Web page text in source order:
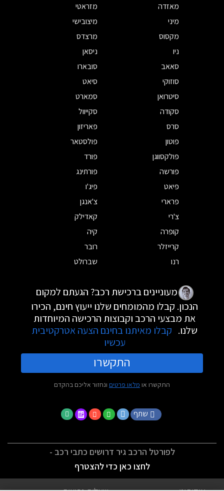
מאזדה
מזראטי
מיני
מיצובישי
מקסוס
מרצדס
ניו
ניסאן
סאאב
סובארו
סוזוקי
סיאט
סיטרואן
סמארט
סקודה
סקייוול
סרס
פאריזון
פוטון
פולסטאר
פולקסווגן
פורד
פורשה
פורתינג
פיאט
פיג'ו
פרארי
צ'אנגן
צ'רי
קאדילק
קופרה
קיה
קרייזלר
רובר
רנו
שברולט
מעוניינים ברכישת רכב? הגעתם למקום
הנכון. קבלו מהמומחים שלנו ייעוץ חינם, הכירו
את מבצעי הרכב וקבוצות הרכישה המיוחדות
שלנו. קבלו מאיתנו בחינם הצעה אטרקטיבית
עכשיו
התקשרו
התקשרו או מלאו פרטים ונחזור אליכם בהקדם
שתף
לפורטל הרכב גיר דרושים כתבי רכב -
לחצו כאן כדי להצטרף